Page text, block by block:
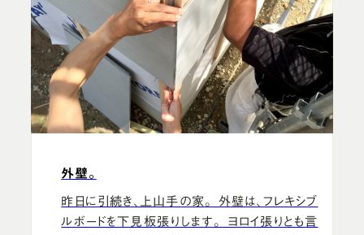
外壁。
昨日に引続き、上山手の家。 外壁は、フレキシブ
ルボードを下見板張りします。 ヨロイ張りとも言